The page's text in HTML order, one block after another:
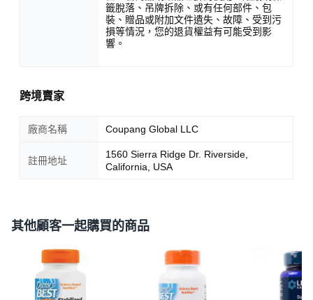
籤脫落、吊牌拆除、或有任何部件、包
裝、贈品或附加文件遺失、故障、受到污
損等情況，您的退貨權益有可能受到影
響。
跨境賣家
廠商名稱 Coupang Global LLC
註冊地址
1560 Sierra Ridge Dr. Riverside,
California, USA
其他顧客一起購買的商品